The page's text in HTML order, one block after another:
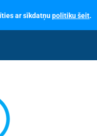
ar sīkdatņupolitiku šeit.